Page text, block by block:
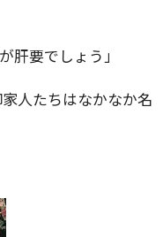
肝要でしょう」
人たちはなかなか名